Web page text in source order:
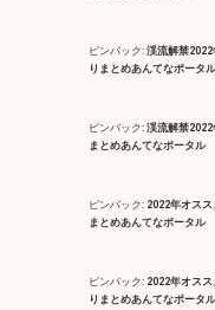
ピンバック: 渓流解禁
りまとめあんてなポータル
ピンバック: 渓流解禁2022
まとめあんてなポータル
ピンバック: 2022年オス
まとめあんてなポータル
ピンバック: 2022年オス
りまとめあんてなポータル